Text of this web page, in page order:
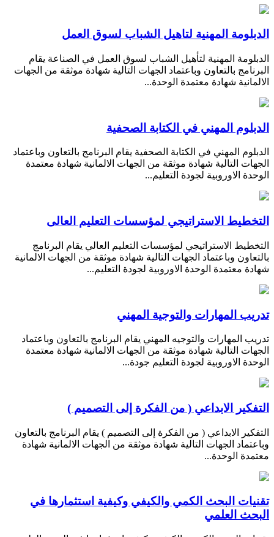
الدبلومة المهنية لتاهيل الشباب لسوق العمل
الدبلومة المهنية لتأهيل الشباب لسوق العمل في الصناعة يقام
البرنامج بالتعاون وباعتماد الجهات التالية شهادة موثقة من الجهات
الالمانية شهادة معتمدة الوحدة...
الدبلوم المهني في الكتابة الصحفية
الدبلوم المهني في الكتابة الصحفية يقام البرنامج بالتعاون وباعتماد
الجهات التالية شهادة موثقة من الجهات الالمانية شهادة معتمدة
الوحدة الاوروبية لجودة التعليم...
التخطيط الاستراتيجي لمؤسسات التعليم العالى
التخطيط الاستراتيجي لمؤسسات التعليم العالي يقام البرنامج
بالتعاون وباعتماد الجهات التالية شهادة موثقة من الجهات الالمانية
شهادة معتمدة الوحدة الاوروبية لجودة التعليم...
تدريب المهارات والتوجية المهني
تدريب المهارات والتوجيه المهني يقام البرنامج بالتعاون وباعتماد
الجهات التالية شهادة موثقة من الجهات الالمانية شهادة معتمدة
الوحدة الاوروبية لجودة التعليم جودة...
التفكير الابداعي ( من الفكرة إلى التصميم )
التفكير الابداعي ( من الفكرة إلى التصميم ) يقام البرنامج بالتعاون
وباعتماد الجهات التالية شهادة موثقة من الجهات الالمانية شهادة
معتمدة الوحدة...
تقنيات البحث الكمي والكيفي وكيفية استثمارها في
البحث العلمي